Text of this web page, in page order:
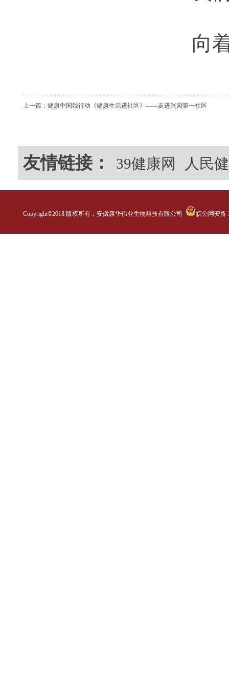
向
上一篇： 健康中国我行动《健康生活进社区》——走进兴园第一社区
友情链接： 39健康网 人民
Copyright©2018 版权所有：安徽康华伟业生物科技有限公司 皖公网安备